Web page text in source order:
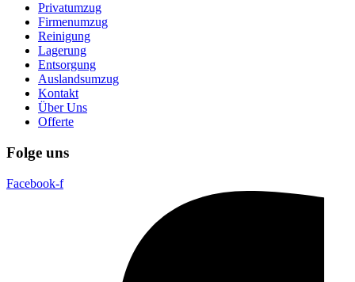
Privatumzug
Firmenumzug
Reinigung
Lagerung
Entsorgung
Auslandsumzug
Kontakt
Über Uns
Offerte
Folge uns
Facebook-f